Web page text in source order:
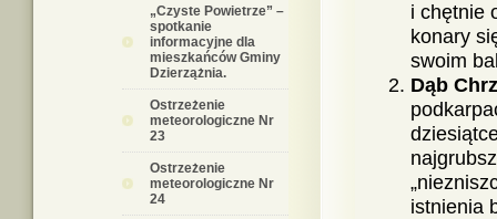
„Czyste Powietrze” –
spotkanie
informacyjne dla
mieszkańców Gminy
Dzierzążnia.
Ostrzeżenie
meteorologiczne Nr
23
Ostrzeżenie
meteorologiczne Nr
24
i chętnie
konary
swoim
Dąb
istnienia